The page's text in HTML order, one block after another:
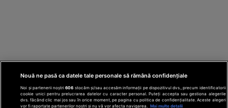
Nouă ne pasă ca datele tale personale să rămână confidențiale
Noi și partenerii noștri606 stocăm și/sau accesăm informații pe dispozitivul dvs., precum identificatorii
cookie unici pentru prelucrarea datelor cu caracter personal. Puteți accepta sau gestiona alegerile
dvs. făcând clic mai jos sau în orice moment, pe pagina cu politica de confidențialitate. Aceste alegeri
vor fi raportate partenerilor noștri și nu vă vor afecta navigarea.
Mai multe detalii